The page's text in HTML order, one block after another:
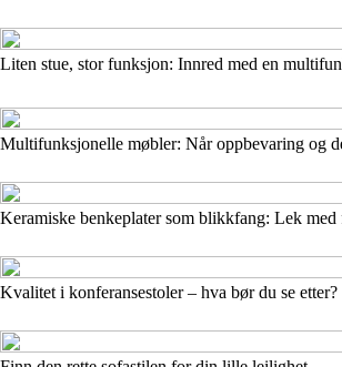
Liten stue, stor funksjon: Innred med en
Multifunksjonelle møbler: Når oppbevaring og
Keramiske benkeplater som blikkfang: Lek med
Kvalitet i konferansestoler – hva bør du se etter?